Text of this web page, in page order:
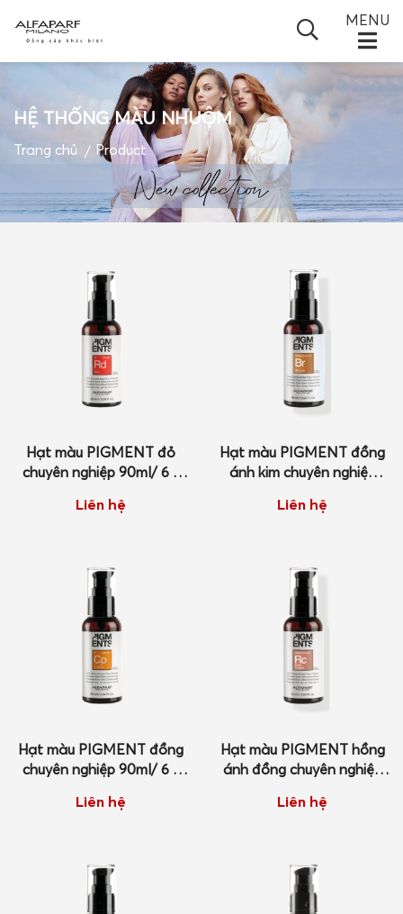
SẢN PHẨM
MENU
Trang chủ Product
HỆ THỐNG MÀU NHUỘM
Hạt màu PIGMENT đỏ
chuyên nghiệp 90ml/ 6 x
Liên hệ
Hạt màu PIGMENT đồng
ánh kim chuyên nghiệp
Liên hệ
Hạt màu PIGMENT đồng
chuyên nghiệp 90ml/ 6 x
Liên hệ
Hạt màu PIGMENT hồng
ánh đồng chuyên nghiệp
Liên hệ